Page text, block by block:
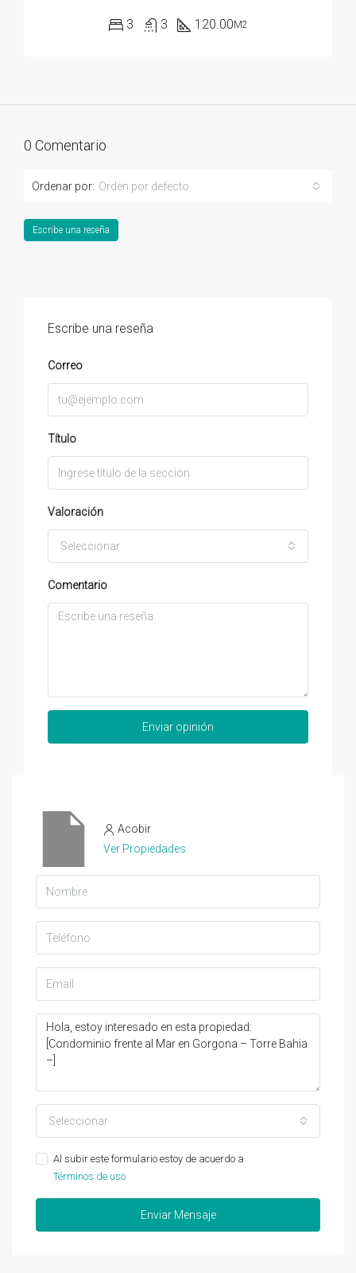
3 3 120.00M2
0 Comentario
Ordenar por: Orden por defecto
Escribe una reseña
Escribe una reseña
Correo
Título
Valoración
Seleccionar
Comentario
Enviar opinión
Acobir
Ver Propiedades
Seleccionar
Al subir este formulario estoy de acuerdo a
Términos de uso
Enviar Mensaje